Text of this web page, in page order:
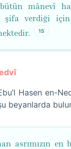
mânevî
şifa verdiği
15
Hasen en-
beyanlarda
asrımızın